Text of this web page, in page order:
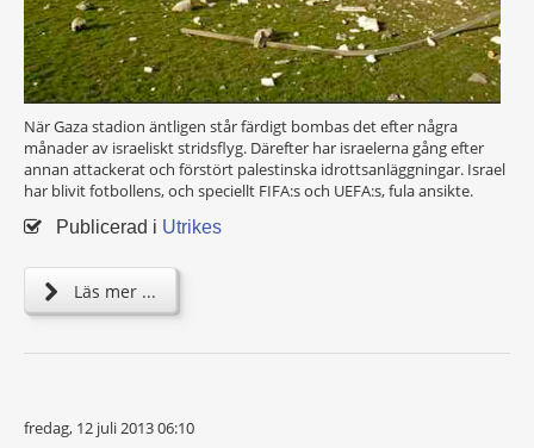
När Gaza stadion äntligen står färdigt bombas det efter några
månader av israeliskt stridsflyg. Därefter har israelerna gång efter
annan attackerat och förstört palestinska idrottsanläggningar. Israel
har blivit fotbollens, och speciellt FIFA:s och UEFA:s, fula ansikte.
Publicerad i Utrikes
Läs mer ...
fredag, 12 juli 2013 06:10